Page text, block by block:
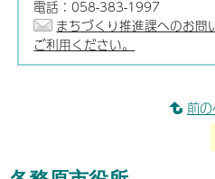
電話：058-383-1997
まちづくり推進課へのお問
ご利用ください。
前